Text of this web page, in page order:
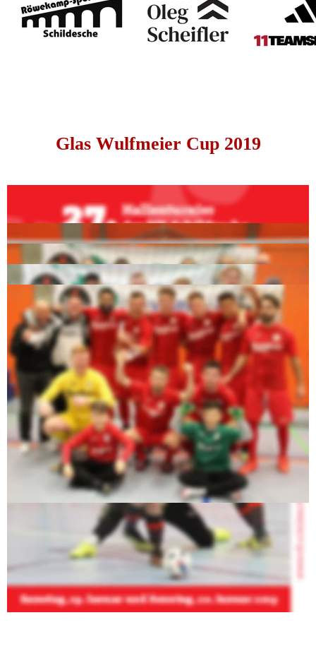
Glas Wulfmeier Cup 2019
​Sieger​
Altliga: BSV West
A-Jugend: SC Wiedenbrück
Senioren: VfB Fichte Bielefeld